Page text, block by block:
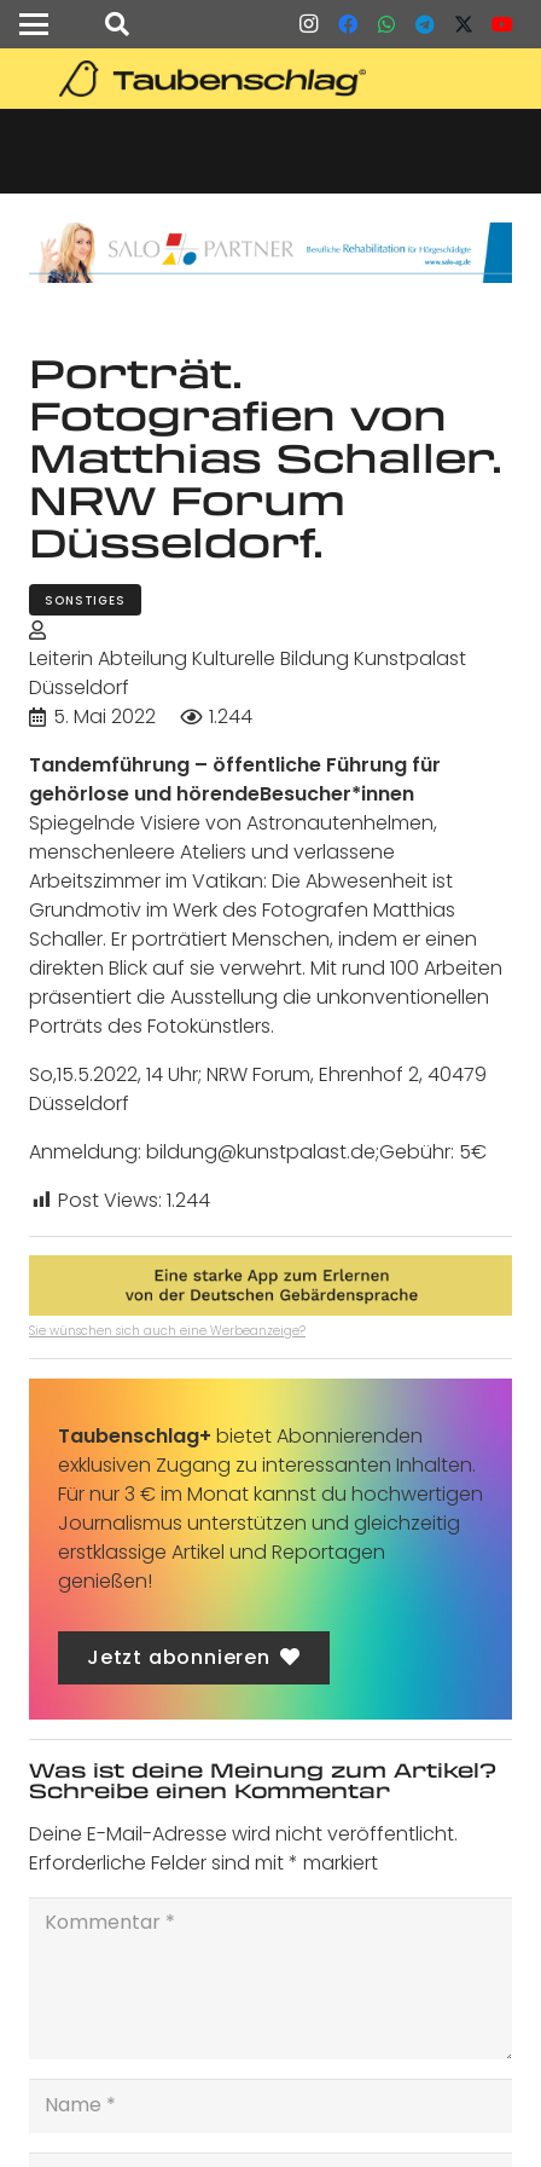
Porträt.
Fotografien von
Matthias Schaller.
NRW Forum
Düsseldorf.
SONSTIGES
Leiterin Abteilung Kulturelle Bildung Kunstpalast
Düsseldorf
5. Mai 2022
1.244
Tandemführung – öffentliche Führung für
gehörlose und hörendeBesucher*innen
Spiegelnde Visiere von Astronautenhelmen,
menschenleere Ateliers und verlassene
Arbeitszimmer im Vatikan: Die Abwesenheit ist
Grundmotiv im Werk des Fotografen Matthias
Schaller. Er porträtiert Menschen, indem er einen
direkten Blick auf sie verwehrt. Mit rund 100 Arbeiten
präsentiert die Ausstellung die unkonventionellen
Porträts des Fotokünstlers.
So,15.5.2022, 14 Uhr; NRW Forum, Ehrenhof 2, 40479
Düsseldorf
Anmeldung: bildung@kunstpalast.de;Gebühr: 5€
Post Views: 1.244
Sie wünschen sich auch eine Werbeanzeige?
Taubenschlag+ bietet Abonnierenden
exklusiven Zugang zu interessanten Inhalten.
Für nur 3 € im Monat kannst du hochwertigen
Journalismus unterstützen und gleichzeitig
erstklassige Artikel und Reportagen
genießen!
Jetzt abonnieren
Was ist deine Meinung zum Artikel?
Schreibe einen Kommentar
Deine E-Mail-Adresse wird nicht veröffentlicht.
Erforderliche Felder sind mit* markiert